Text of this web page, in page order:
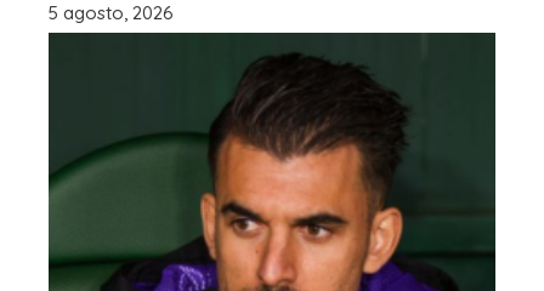
5 agosto, 2026